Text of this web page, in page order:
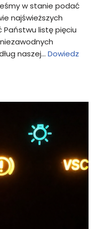
w stanie podać
najświeższych
listę pięciu
naszej… Dowiedz